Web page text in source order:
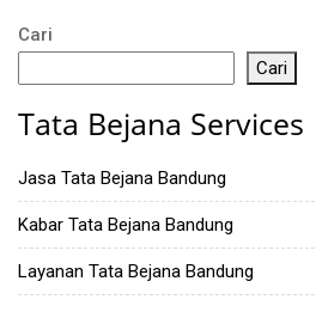
Cari
Cari
Tata Bejana Services
Jasa Tata Bejana Bandung
Kabar Tata Bejana Bandung
Layanan Tata Bejana Bandung